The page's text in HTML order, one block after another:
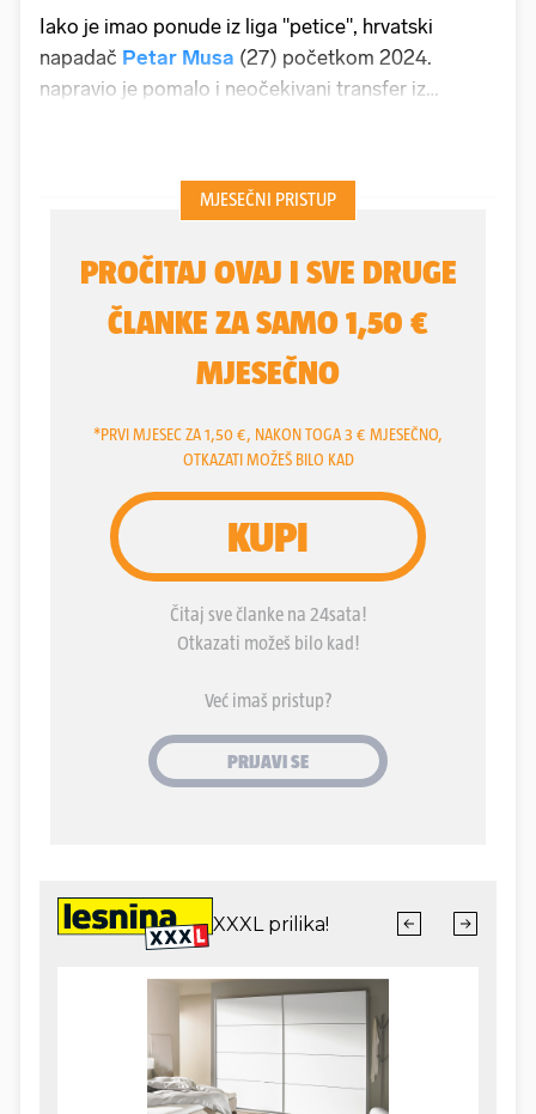
Iako je imao ponude iz liga "petice", hrvatski
napadač Petar Musa (27) početkom 2024.
napravio je pomalo i neočekivani transfer iz
platio devet milijuna eura. Od tada je već prošlo 19
mjeseci, a možemo reći kako se ovaj transfer